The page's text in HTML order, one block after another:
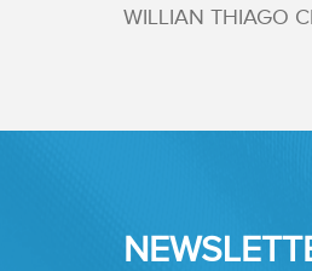
WILLIAN THIAGO